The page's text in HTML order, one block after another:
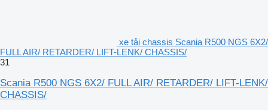
xe tải chassis Scania R500 NGS 6X2/
FULL AIR/ RETARDER/ LIFT-LENK/ CHASSIS/
31
Scania R500 NGS 6X2/ FULL AIR/ RETARDER/ LIFT-LENK/
CHASSIS/